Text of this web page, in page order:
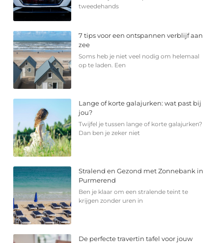
tweedehands
7 tips voor een ontspannen verblijf aan
zee
Soms heb je niet veel nodig om helemaal
op te laden. Een
Lange of korte galajurken: wat past bij
jou?
Twijfel je tussen lange of korte galajurken?
Dan ben je zeker niet
Stralend en Gezond met Zonnebank in
Purmerend
Ben je klaar om een stralende teint te
krijgen zonder uren in
De perfecte travertin tafel voor jouw